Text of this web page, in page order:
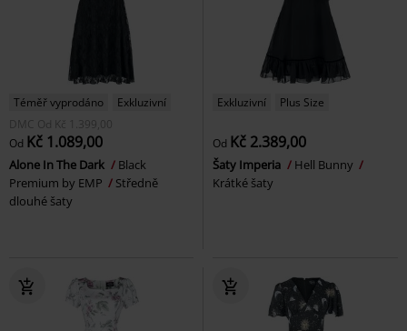
Téměř vyprodáno
Exkluzivní
DMC Od Kč 1.399,00
Od Kč 1.089,00
Alone In The Dark
Black
Premium by EMP
Středně
dlouhé šaty
Exkluzivní Plus Size
Od Kč 2.389,00
Šaty Imperia
Hell Bunny
Krátké šaty